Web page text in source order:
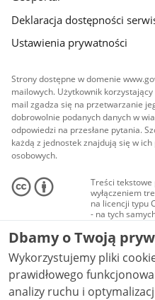
Deklaracja dostępności
Ustawienia prywatności
Strony dostępne w domenie
mailowych. Użytkownik
mail zgadza się na przetwarzanie
dobrowolnie podanych danych w
odpowiedzi na przesłane pytania.
każdą z jednostek znajdują się w
osobowych.
Treści tekstowe
wyłączeniem
na licencji typu
- na tych
Materiały
audio i wideo,
Creative
niekomercyjne -
NC-ND 4.0), o
Dbamy o Twoją
Wykorzystujemy pliki
prawidłowego
analizy ruchu i optymalizacji